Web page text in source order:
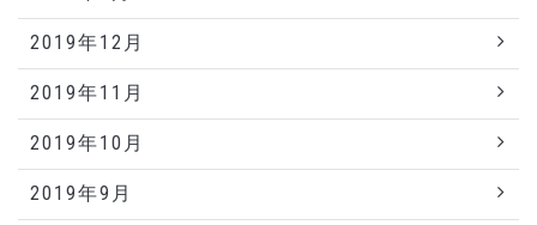
2019年12月
2019年11月
2019年10月
2019年9月